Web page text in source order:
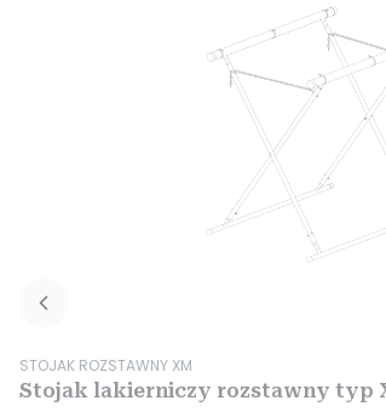
Kod produktu
STOJAK ROZSTAWNY XM
Stojak lakierniczy rozstawny typ